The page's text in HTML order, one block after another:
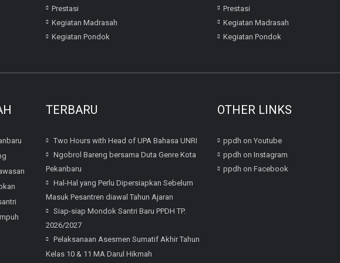
Prestasi
Kegiatan Madrasah
Kegiatan Pondok
Prestasi
Kegiatan Madrasah
Kegiatan Pondok
TERBARU
Two Hours with Head of UPA Bahasa UNRI
Ngobrol Bareng bersama Duta Genre Kota
Pekanbaru
Hal-Hal yang Perlu Dipersiapkan Sebelum
Masuk Pesantren diawal Tahun Ajaran
Siap-siap Mondok Santri Baru PPDH TP.
2026/2027
Pelaksanaan Asesmen Sumatif Akhir Tahun
Kelas 10 & 11 MA Darul Hikmah
OTHER LINKS
ppdh on Youtube
ppdh on Instagram
ppdh on Facebook